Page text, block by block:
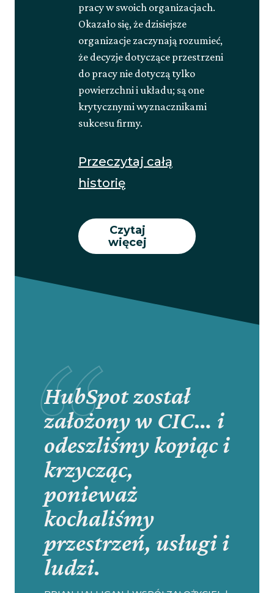
pracy w swoich organizacjach.
Okazało się, że dzisiejsze
organizacje zaczynają rozumieć,
że decyzje dotyczące przestrzeni
do pracy nie dotyczą tylko
powierzchni i układu; są one
krytycznymi wyznacznikami
sukcesu firmy.
Przeczytaj całą
historię
about
przestrzeni
do
pod
innowacji
w
miejscu
pracy
rozwoju
Czytaj
więcej
HubSpot został
założony w CIC… i
odeszliśmy kopiąc i
krzycząc,
ponieważ
kochaliśmy
przestrzeń, usługi i
ludzi.